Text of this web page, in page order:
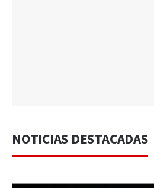
NOTICIAS DESTACADAS